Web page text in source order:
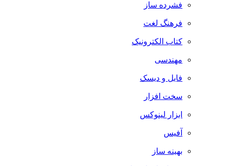
فشرده ساز
فرهنگ لغت
کتاب الکترونیک
مهندسی
فایل و دیسک
سخت افزار
ابزار لینوکس
آفیس
بهینه ساز